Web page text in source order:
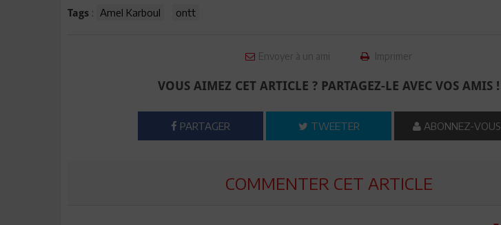
Tags : Amel Karboul ontt
Envoyer à un ami Imprimer
VOUS AIMEZ CET ARTICLE ? PARTAGEZ-LE AVEC VOS AMIS !
PARTAGER TWEETER ABONNEZ-VOUS
COMMENTER CET ARTICLE